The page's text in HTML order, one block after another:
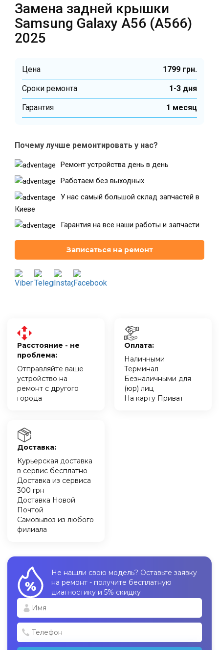
Замена задней крышки
Samsung Galaxy A56 (A566)
2025
Цена 1799 грн.
Cроки ремонта 1-3 дня
Гарантия 1 месяц
Почему лучше ремонтировать у нас?
Ремонт устройства день в день
Работаем без выходных
У нас самый большой склад запчастей в
Киеве
Гарантия на все наши работы и запчасти
Записаться на ремонт
Расстояние - не
проблема:
Отправляйте ваше
устройство на
ремонт с другого
города
Оплата:
Наличными
Терминал
Безналичными для
(юр) лиц
На карту Приват
Доставка:
Курьерская доставка
в сервис бесплатно
Доставка из сервиса
300 грн
Доставка Новой
Почтой
Самовывоз из любого
филиала
Не нашли свою модель? Оставьте заявку
на ремонт - получите бесплатную
диагностику и 5% скидку